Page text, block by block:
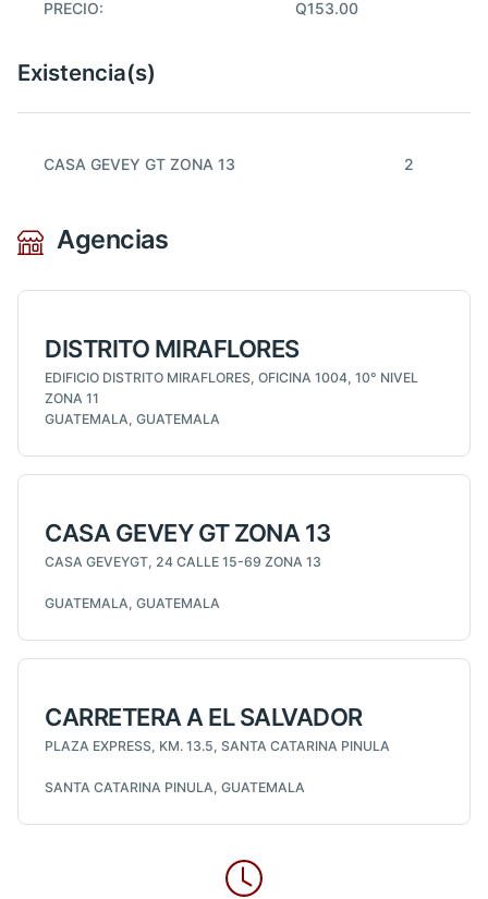
PRECIO: Q153.00
Existencia(s)
CASA GEVEY GT ZONA 13 2
Agencias
DISTRITO MIRAFLORES
EDIFICIO DISTRITO MIRAFLORES, OFICINA 1004, 10° NIVEL
ZONA 11
GUATEMALA, GUATEMALA
CASA GEVEY GT ZONA 13
CASA GEVEYGT, 24 CALLE 15-69 ZONA 13
GUATEMALA, GUATEMALA
CARRETERA A EL SALVADOR
PLAZA EXPRESS, KM. 13.5, SANTA CATARINA PINULA
SANTA CATARINA PINULA, GUATEMALA